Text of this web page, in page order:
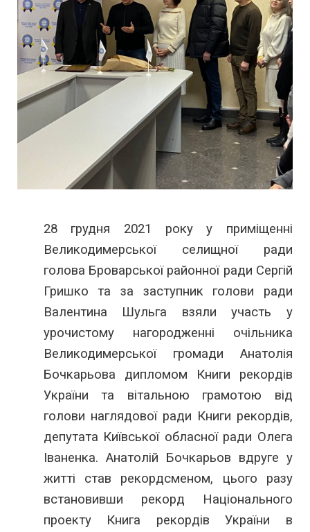
28 грудня 2021 року у приміщенні
Великодимерської селищної ради
голова Броварської районної ради Сергій
Гришко та за заступник голови ради
Валентина Шульга взяли участь у
урочистому нагородженні очільника
Великодимерської громади Анатолія
Бочкарьова дипломом Книги рекордів
України та вітальною грамотою від
голови наглядової ради Книги рекордів,
депутата Київської обласної ради Олега
Іваненка. Анатолій Бочкарьов вдруге у
житті став рекордсменом, цього разу
встановивши рекорд Національного
проекту Книга рекордів України в